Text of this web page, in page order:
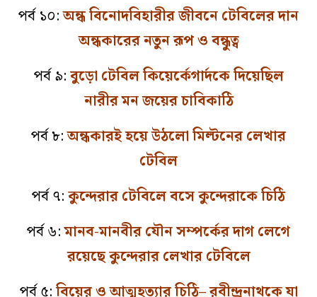
পর্ব ১০:অন্ধ বিনোদবিহারীর জীবনে টেবিলের দান
অন্ধকারের নতুন রূপ ও বন্ধুত্ব
পর্ব ৯:বুড়ো টেবিল কিয়ের্কেগার্দকে দিয়েছিল
নারীর মন জয়ের চাবিকাঠি
পর্ব ৮:অন্ধকারই হয়ে উঠলো মিল্টনের লেখার
টেবিল
পর্ব ৭:কুন্দেরার টেবিলে বসে কুন্দেরাকে চিঠি
পর্ব ৬:মানব-মানবীর যৌন সম্পর্কের দাগ লেগে
রয়েছে কুন্দেরার লেখার টেবিলে
পর্ব ৫:বিয়ের ও আত্মহত্যার চিঠি– রবীন্দ্রনাথকে যা